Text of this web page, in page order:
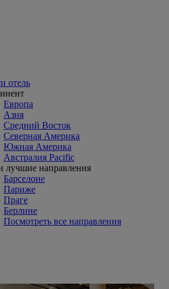
отель
Европа
Азия
Средний Восток
Северная Америка
Южная Америка
Австралия Pacific
лучшие направления
Барселоне
Париже
Праге
Берлине
Посмотреть все направления